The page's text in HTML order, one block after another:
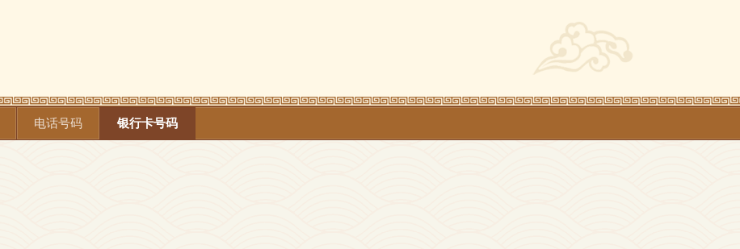
电话号码 银行卡号码